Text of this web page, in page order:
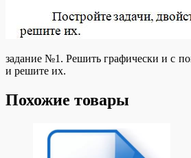
задание №1. Решить графически и с
и решите их.
Похожие товары